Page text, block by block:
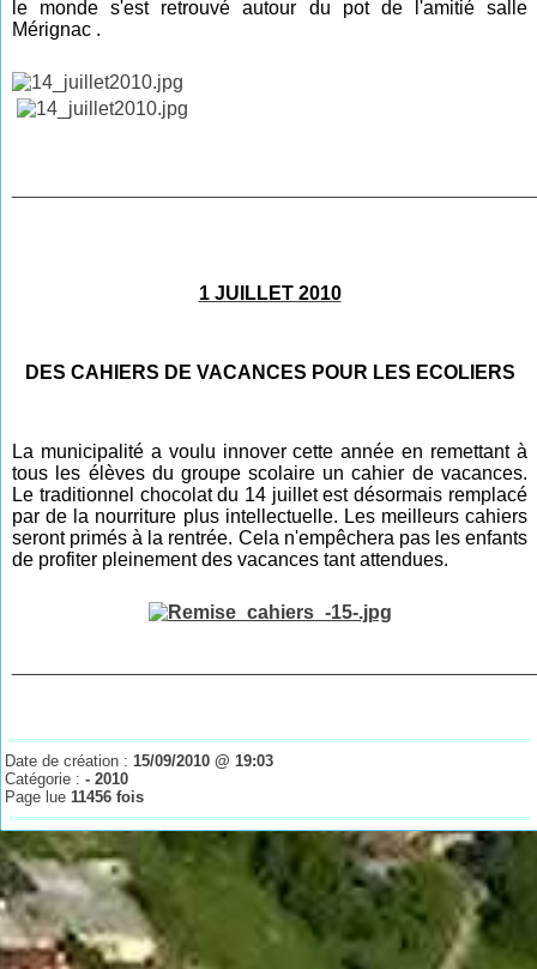
le monde s'est retrouvé autour du pot de l'amitié salle
Mérignac .
1 JUILLET 2010
DES CAHIERS DE VACANCES POUR LES ECOLIERS
La municipalité a voulu innover cette année en remettant à
tous les élèves du groupe scolaire un cahier de vacances.
Le traditionnel chocolat du 14 juillet est désormais remplacé
par de la nourriture plus intellectuelle. Les meilleurs cahiers
seront primés à la rentrée. Cela n'empêchera pas les enfants
de profiter pleinement des vacances tant attendues.
Date de création :15/09/2010 @ 19:03
Catégorie :- 2010
Page lue11456 fois